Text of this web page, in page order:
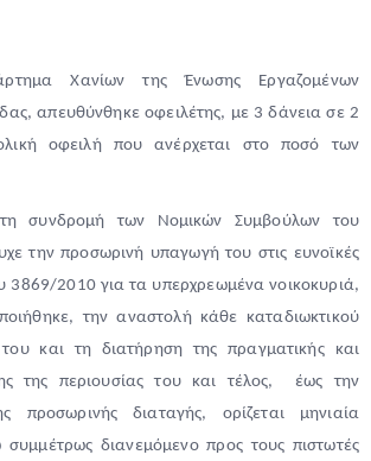
Χανίων της Ένωσης Εργαζομένων
απευθύνθηκε οφειλέτης, με 3 δάνεια σε 2
οφειλή που ανέρχεται στο ποσό των
συνδρομή των Νομικών Συμβούλων του
την προσωρινή υπαγωγή του στις ευνοϊκές
3869/2010 για τα υπερχρεωμένα νοικοκυριά,
την αναστολή κάθε καταδιωκτικού
και τη διατήρηση της πραγματικής και
της περιουσίας του και τέλος, έως την
προσωρινής διαταγής, ορίζεται μηνιαία
διανεμόμενο προς τους πιστωτές